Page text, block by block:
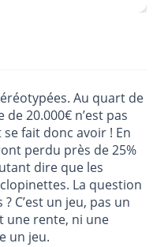
Au quart de
de 20.000€ n’est pas
fait donc avoir ! En
perdu près de 25%
dire que les
La question
C’est un jeu, pas un
une rente, ni une
un jeu.